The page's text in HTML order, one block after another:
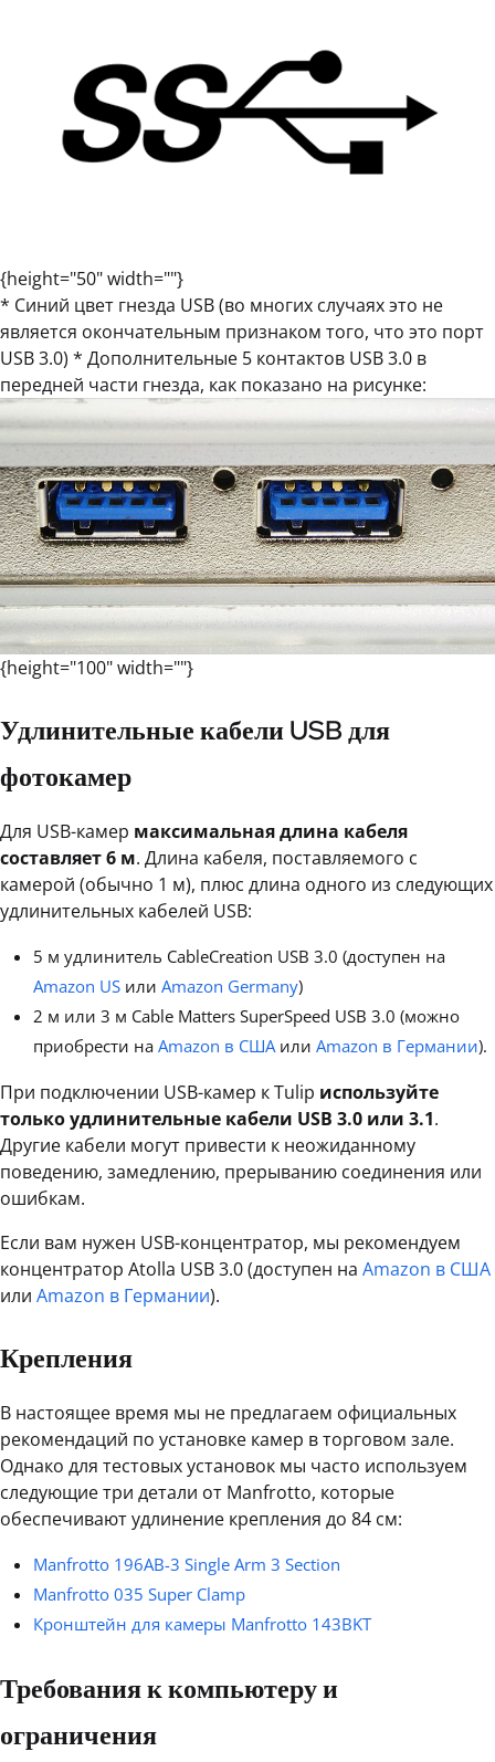
{height="50" width=""}
* Синий цвет гнезда USB (во многих случаях это не
является окончательным признаком того, что это порт
USB 3.0) * Дополнительные 5 контактов USB 3.0 в
передней части гнезда, как показано на рисунке:
{height="100" width=""}
Удлинительные кабели USB для
фотокамер
Для USB-камер максимальная длина кабеля
составляет 6 м. Длина кабеля, поставляемого с
камерой (обычно 1 м), плюс длина одного из следующих
удлинительных кабелей USB:
5 м удлинитель CableCreation USB 3.0 (доступен на
Amazon US или Amazon Germany)
2 м или 3 м Cable Matters SuperSpeed USB 3.0 (можно
приобрести на Amazon в СШАили Amazon в Германии).
При подключении USB-камер к Tulip используйте
только удлинительные кабели USB 3.0 или 3.1.
Другие кабели могут привести к неожиданному
поведению, замедлению, прерыванию соединения или
ошибкам.
Если вам нужен USB-концентратор, мы рекомендуем
концентратор Atolla USB 3.0 (доступен на Amazon в США
или Amazon в Германии).
Крепления
В настоящее время мы не предлагаем официальных
рекомендаций по установке камер в торговом зале.
Однако для тестовых установок мы часто используем
следующие три детали от Manfrotto, которые
обеспечивают удлинение крепления до 84 см:
Manfrotto 196AB-3 Single Arm 3 Section
Manfrotto 035 Super Clamp
Кронштейн для камеры Manfrotto 143BKT
Требования к компьютеру и
ограничения